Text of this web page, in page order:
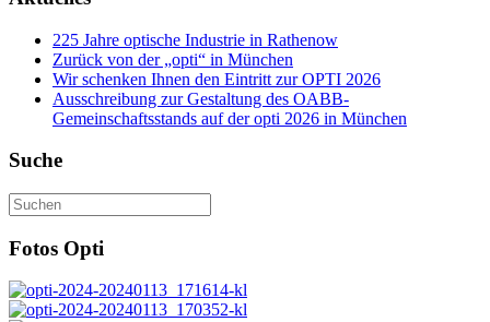
225 Jahre optische Industrie in Rathenow
Zurück von der „opti“ in München
Wir schenken Ihnen den Eintritt zur OPTI 2026
Ausschreibung zur Gestaltung des OABB-
Gemeinschaftsstands auf der opti 2026 in München
Suche
Fotos Opti